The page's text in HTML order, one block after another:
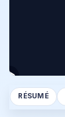
RÉSUMÉ